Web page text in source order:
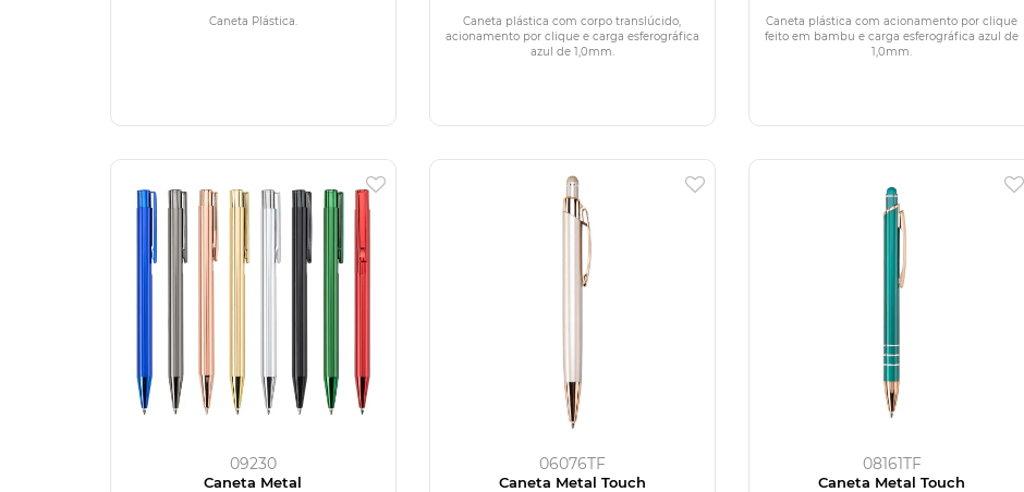
Caneta Plástica.
Caneta plástica com corpo translúcido,
acionamento por clique e carga esferográfica
azul de 1,0mm.
Caneta plástica com acionamento por clique
feito em bambu e carga esferográfica azul de
1,0mm.
09230
Caneta Metal
06076TF
Caneta Metal Touch
08161TF
Caneta Metal Touch